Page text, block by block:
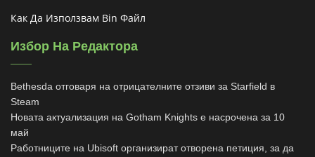
Как Да Използвам Bin Файл
Избор На Редактора
Bethesda отговаря на отрицателните отзиви за Starfield в
Steam
Новата актуализация на Gotham Knights е насрочена за 10
май
Работниците на Ubisoft организират отворена петиция, за да